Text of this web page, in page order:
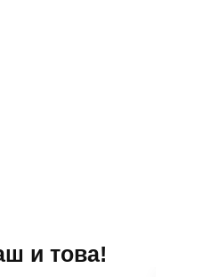
и това!